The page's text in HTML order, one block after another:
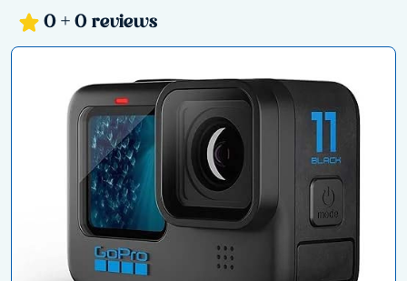
0 + 0 reviews